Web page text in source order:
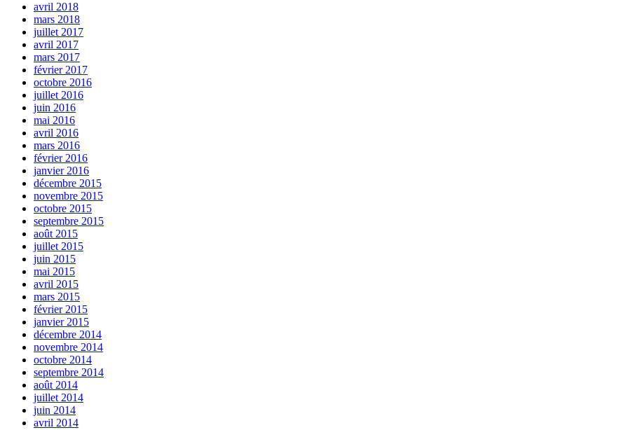
avril 2018
mars 2018
juillet 2017
avril 2017
mars 2017
février 2017
octobre 2016
juillet 2016
juin 2016
mai 2016
avril 2016
mars 2016
février 2016
janvier 2016
décembre 2015
novembre 2015
octobre 2015
septembre 2015
août 2015
juillet 2015
juin 2015
mai 2015
avril 2015
mars 2015
février 2015
janvier 2015
décembre 2014
novembre 2014
octobre 2014
septembre 2014
août 2014
juillet 2014
juin 2014
avril 2014